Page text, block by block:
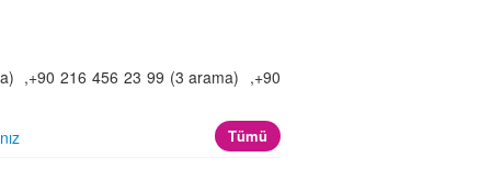
,+90 216 456 23 99 (3 arama) ,+90
Tümü